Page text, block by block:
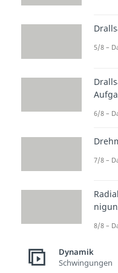
Dauer:
5/8 –
6/8 –
7/8 –
8/8 –
Dynamik
Schwingungen